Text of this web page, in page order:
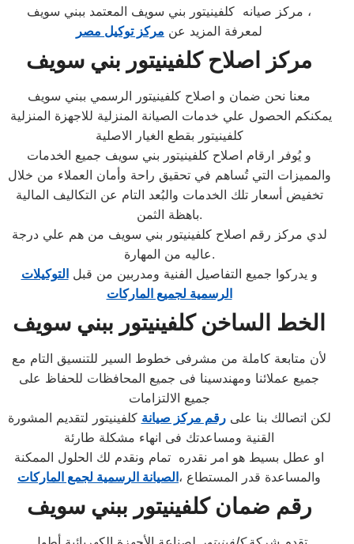
مركز صيانه كلفينيتور بني سويف المعتمد ببني سويف ،
لمعرفة المزيد عن مركز توكيل مصر
مركز اصلاح كلفينيتور بني سويف
معنا نحن ضمان و اصلاح كلفينيتور الرسمي ببني سويف
كلفينيتور بقطع الغيار الاصلية
و يُوفر ارقام اصلاح كلفينيتور بني سويف جميع الخدمات
والمميزات التي تُساهم في تحقيق راحة وأمان العملاء من خلال
تخفيض أسعار تلك الخدمات والبُعد التام عن التكاليف المالية
باهظة الثمن.
لدي مركز رقم اصلاح كلفينيتور بني سويف من هم علي درجة
عاليه من المهارة.
و يدركوا جميع التفاصيل الفنية ومدربين من قبلالتوكيلات
الرسمية لجميع الماركات
الخط الساخن كلفينيتور ببني سويف
لأن متابعة كاملة من مشرفى خطوط السير للتنسيق التام مع
جميع عملائنا ومهندسينا فى جميع المحافظات للحفاظ على
جميع الالتزامات
لكن اتصالك بنا علىرقم مركز صيانة كلفينيتور لتقديم المشورة
القنية ومساعدتك فى انهاء مشكلة طارئة
او عطل بسيط هو امر نقدره تمام ونقدم لك الحلول الممكنة
والمساعدة قدر المستطاع ،الصيانة الرسمية لجمع الماركات
رقم ضمان كلفينيتور ببني سويف